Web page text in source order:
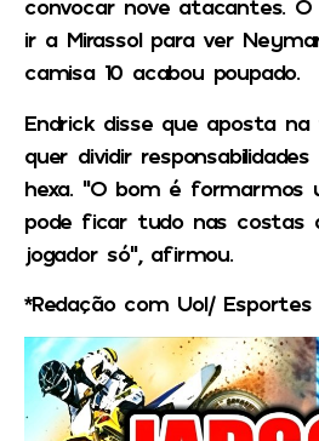
convocar nove atacantes.
ir a Mirassol para ver
camisa 10 acabou poupado.
Endrick disse que aposta
quer dividir
hexa. “O bom é formarmos
pode ficar tudo nas costas
jogador só”, afirmou.
*Redação com Uol/ Esportes